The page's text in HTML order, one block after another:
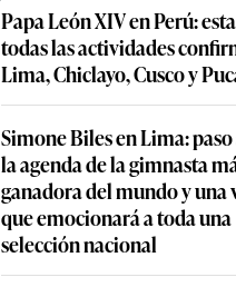
Papa León XIV en Perú:
todas las actividades
Lima, Chiclayo, Cusco y
Simone Biles en Lima: paso
la agenda de la gimnasta
ganadora del mundo y una
que emocionará a toda una
selección nacional